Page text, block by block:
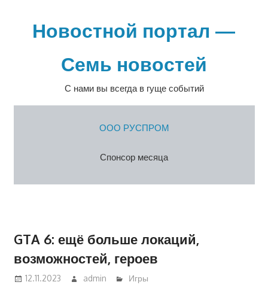
содержимомуНовостной портал —
Семь новостей
С нами вы всегда в гуще событий
ООО РУСПРОМ
Спонсор месяца
GTA 6: ещё больше локаций,
возможностей, героев
12.11.2023 admin Игры